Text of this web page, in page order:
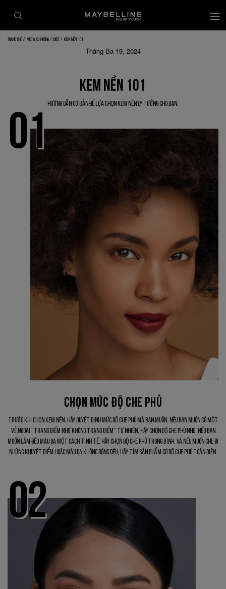
Trang chủ Mẹo & xu hướng Mặt KEM NỀN 101
Tháng Ba 19, 2024
KEM NỀN 101
Hướng dẫn cơ bản để lựa chọn kem nền lý tưởng cho bạn.
CHỌN MỨC ĐỘ CHE PHỦ
Trước khi chọn kem nền, hãy quyết định mức độ che phủ mà bạn muốn. Nếu bạn muốn có một
vẻ ngoài “trang điểm như không trang điểm” tự nhiên, hãy chọn độ che phủ nhẹ. Nếu bạn
muốn làm đều màu da một cách tinh tế, hãy chọn độ che phủ trung bình. Và nếu muốn che đi
những khuyết điểm hoặc màu da không đồng đều, hãy tìm sản phẩm có độ che phủ toàn diện.